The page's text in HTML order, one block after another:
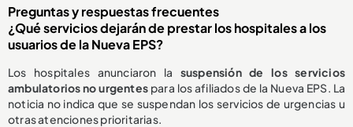
Preguntas y respuestas frecuentes
¿Qué servicios dejarán de prestar los hospitales a los
usuarios de la Nueva EPS?
Los hospitales anunciaron la suspensión de los servicios
ambulatorios no urgentes para los afiliados de la Nueva EPS. La
noticia no indica que se suspendan los servicios de urgencias u
otras atenciones prioritarias.